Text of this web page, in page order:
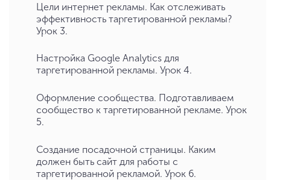
Цели интернет рекламы. Как отслеживать
эффективность таргетированной рекламы?
Урок 3.
Настройка Google Analytics для
таргетированной рекламы. Урок 4.
Оформление сообщества. Подготавливаем
сообщество к таргетированной рекламе. Урок
5.
Создание посадочной страницы. Каким
должен быть сайт для работы с
таргетированной рекламой. Урок 6.